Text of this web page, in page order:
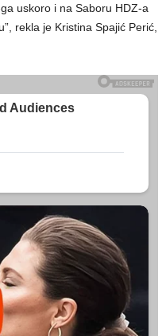
uskoro i na Saboru HDZ-a
rekla je Kristina Spajić Perić,